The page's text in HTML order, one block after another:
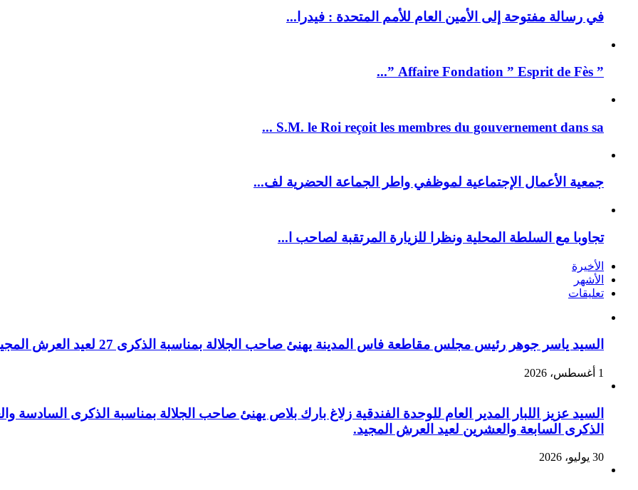
في رسالة مفتوحة إلى الأمين العام للأمم المتحدة : فيدرا...
” Affaire Fondation ” Esprit de Fès ”...
S.M. le Roi reçoit les membres du gouvernement dans sa ...
جمعية الأعمال الإجتماعية لموظفي واطر الجماعة الحضرية لف...
تجاوبا مع السلطة المحلية ونظرا للزيارة المرتقبة لصاحب ا...
الأخيرة
الأشهر
تعليقات
السيد ياسر جوهر رئيس مجلس مقاطعة فاس المدينة يهنئ صاحب الجلالة بمناسبة الذكرى 27 لعيد العرش المجيد.
1 أغسطس، 2026
السيد عزيز اللبار المدير العام للوحدة الفندقية زلاغ بارك بلاص يهنئ صاحب الجلالة بمناسبة الذكرى
الذكرى السابعة والعشرين لعيد العرش المجيد.
30 يوليو، 2026